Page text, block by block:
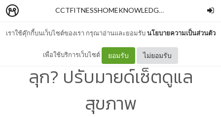
เราใช้คุ๊กกี้บนเว็บไซต์ของเรา กรุณาอ่านและยอมรับนโยบายความเป็นส่วนตัว
เพื่อใช้บริการเว็บไซต์ ยอมรับ ไม่ยอมรับ
CCTFITNESSHOMEKNOWLEDGE– Chawalit
หมดแพสชันปั้นหุ่น ทำไงให้ไฟ
ลุก? ปรับมายด์เซ็ตดูแล
สุขภาพ